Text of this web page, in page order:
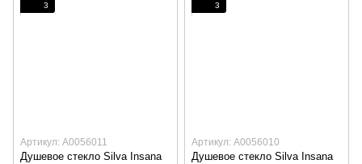
3
Артикул: А0056011
Душевое стекло Silva Insana
3
Артикул: А0056010
Душевое стекло Silva Insana